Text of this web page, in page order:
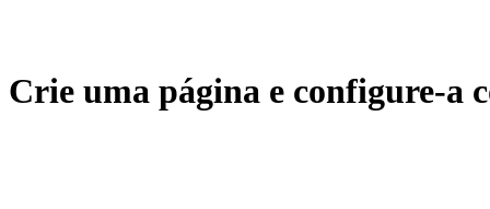
Crie uma página e configure-a